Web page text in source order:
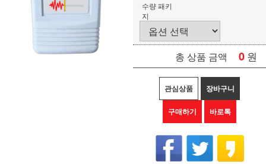
수량 패키
지
총 상품 금액 0 원
관심상품 장바구니
구매하기 바로톡